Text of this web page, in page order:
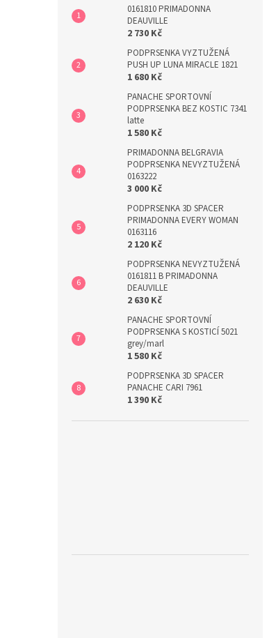
0161810 PRIMADONNA
DEAUVILLE
2 730 Kč
PODPRSENKA VYZTUŽENÁ
PUSH UP LUNA MIRACLE 1821
1 680 Kč
PANACHE SPORTOVNÍ
PODPRSENKA BEZ KOSTIC 7341
latte
1 580 Kč
PRIMADONNA BELGRAVIA
PODPRSENKA NEVYZTUŽENÁ
0163222
3 000 Kč
PODPRSENKA 3D SPACER
PRIMADONNA EVERY WOMAN
0163116
2 120 Kč
PODPRSENKA NEVYZTUŽENÁ
0161811 B PRIMADONNA
DEAUVILLE
2 630 Kč
PANACHE SPORTOVNÍ
PODPRSENKA S KOSTICÍ 5021
grey/marl
1 580 Kč
PODPRSENKA 3D SPACER
PANACHE CARI 7961
1 390 Kč